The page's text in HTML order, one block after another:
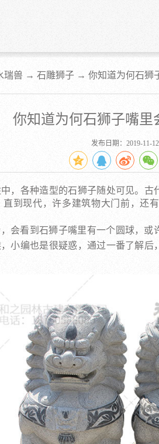
瑞兽 → 石雕狮子 → 你知道为何石狮
你知道为何石狮子嘴里
发布日期：2019-11-12
，各种造型的石狮子随处可见。
直到现代，许多建筑物大门前，还
会看到石狮子嘴里有一个圆球，
小编也是很疑惑，通过一番了解